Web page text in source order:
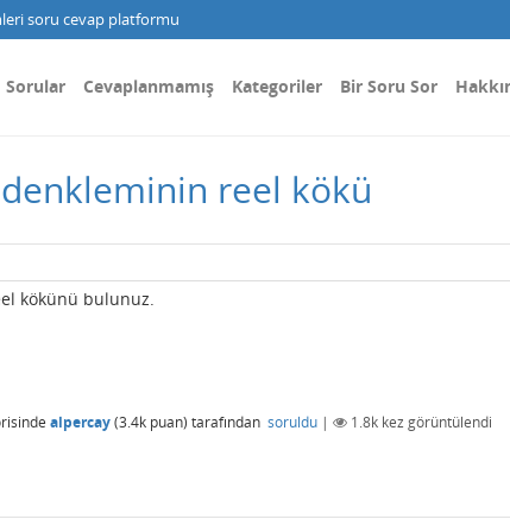
soru cevap platformu
Sorular Cevaplanmamış Kategoriler Bir Soru Sor
denkleminin reel kökü
kökünü bulunuz.
alpercay(3.4k puan) tarafından soruldu | 1.8k kez görüntülendi